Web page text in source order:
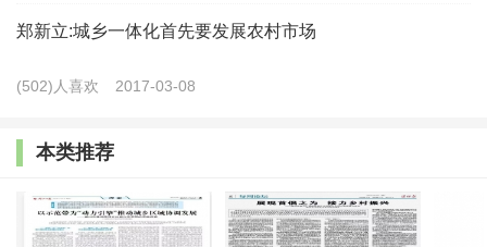
口的20～25%，到1801年就已经增加到33%。1851年，
现城镇化的国家。1800年，法国的城市人口为10%，到
从1871年到1910年，德国用不到40年的时间就实现了城
郑新立:城乡一体化首先要发展农村市场
(502)人喜欢 2017-03-08
本类推荐